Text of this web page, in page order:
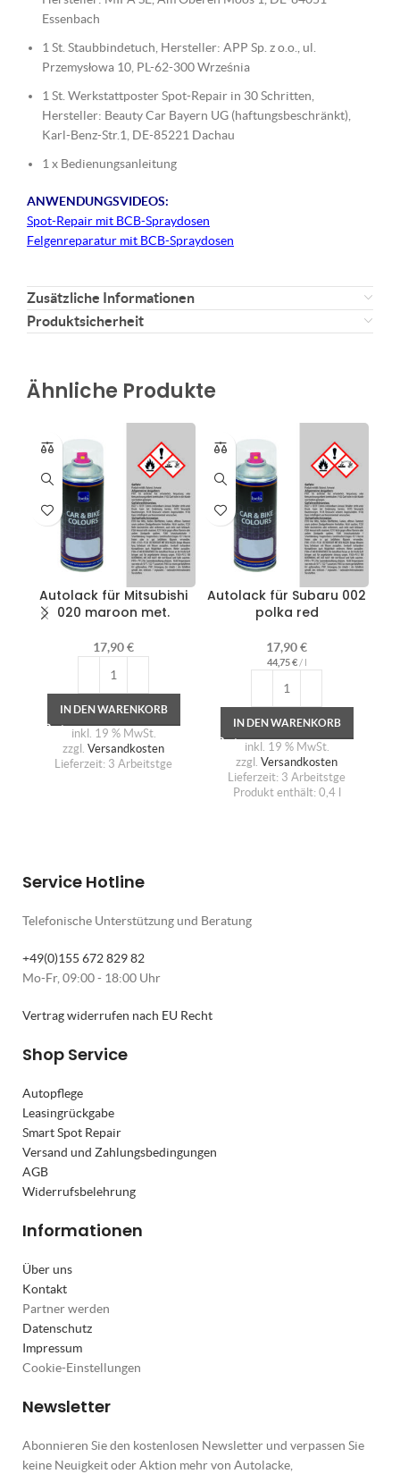
Essenbach
1 St. Staubbindetuch, Hersteller: APP Sp. z o.o., ul.
Przemysłowa 10, PL-62-300 Września
1 St. Werkstattposter Spot-Repair in 30 Schritten,
Hersteller: Beauty Car Bayern UG (haftungsbeschränkt),
Karl-Benz-Str.1, DE-85221 Dachau
1 x Bedienungsanleitung
ANWENDUNGSVIDEOS:
Spot-Repair mit BCB-Spraydosen
Felgenreparatur mit BCB-Spraydosen
Zusätzliche Informationen
Produktsicherheit
Ähnliche Produkte
Autolack für Mitsubishi
020 maroon met.
17,90€
IN DEN WARENKORB
inkl. 19 % MwSt.
zzgl. Versandkosten
Lieferzeit: 3 Arbeitstge
Autolack für Subaru 002
polka red
17,90€
44,75€/
IN DEN WARENKORB
inkl. 19 % MwSt.
zzgl. Versandkosten
Lieferzeit: 3 Arbeitstge
Produkt enthält: 0,4
Service Hotline
Telefonische Unterstützung und Beratung
+49(0)155 672 829 82
Mo-Fr, 09:00 - 18:00 Uhr
Vertrag widerrufen nach EU Recht
Shop Service
Autopflege
Leasingrückgabe
Smart Spot Repair
Versand und Zahlungsbedingungen
AGB
Widerrufsbelehrung
Informationen
Über uns
Kontakt
Partner werden
Datenschutz
Impressum
Cookie-Einstellungen
Newsletter
Abonnieren Sie den kostenlosen Newsletter und verpassen Sie
keine Neuigkeit oder Aktion mehr von Autolacke,